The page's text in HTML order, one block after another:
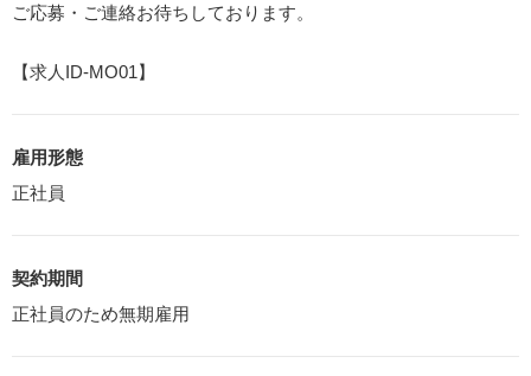
ご応募・ご連絡お待ちしております。
【求人ID-MO01】
雇用形態
正社員
契約期間
正社員のため無期雇用